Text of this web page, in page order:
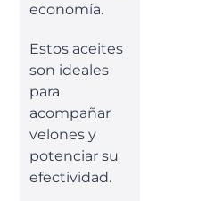
economía.
Estos aceites
son ideales
para
acompañar
velones y
potenciar su
efectividad.